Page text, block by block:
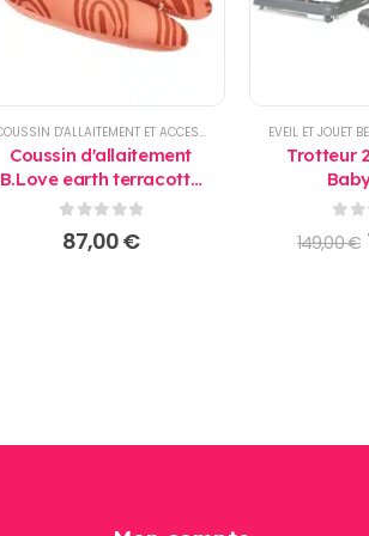
COUSSIN D'ALLAITEMENT ET ACCESSOIRES PRODUITS
Coussin d'allaitement
B.Love earth terracotta
- Babymoov
0sur 5
87,00€
EVEIL ET JOUET
Trotteur
149,00€